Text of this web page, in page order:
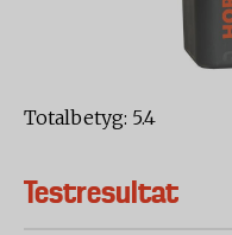
Totalbetyg: 5.4
Testresultat